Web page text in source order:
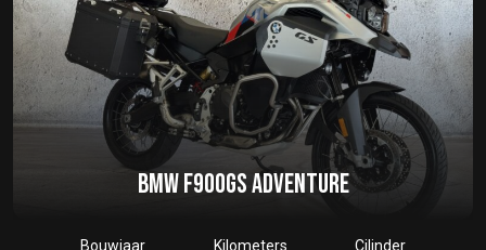
BMW F900GS ADVENTURE
Bouwjaar
Kilometers
Cilinder